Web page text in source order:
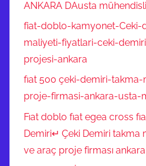
ANKARA DAusta
fiat-doblo-kamyonet-Ceki-
maliyeti-fiyatlari-ceki-
projesi-ankara
fıat 500 çeki-demiri-
proje-firmasi-ankara-usta-
Fıat doblo fıat egea cross
Demiri↵ Çeki Demiri takma
ve araç proje firması ankara